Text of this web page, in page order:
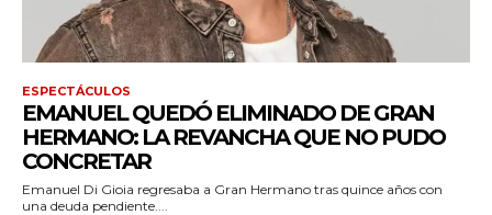
ESPECTÁCULOS
EMANUEL QUEDÓ ELIMINADO DE GRAN
HERMANO: LA REVANCHA QUE NO PUDO
CONCRETAR
Emanuel Di Gioia regresaba a Gran Hermano tras quince años con
una deuda pendiente....